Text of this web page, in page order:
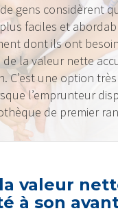
gens considèrent
faciles et
dont ils ont
de la valeur nette
C’est une option
l’emprunteur
de premier
valeur
à son